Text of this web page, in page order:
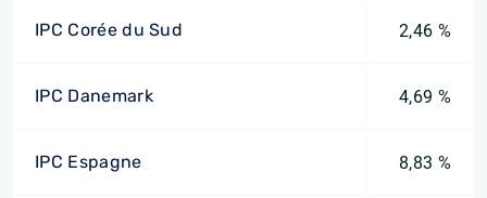
IPC Corée du Sud 2,46 %
IPC Danemark 4,69 %
IPC Espagne 8,83 %